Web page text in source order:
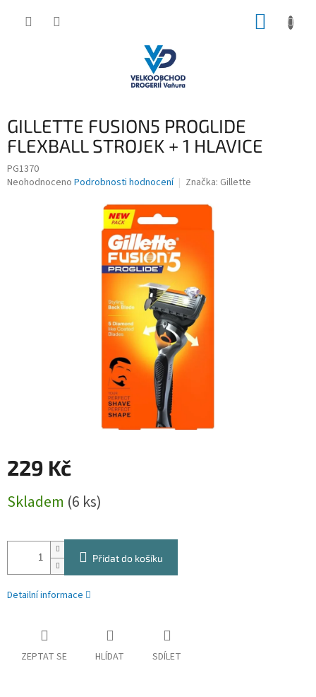
GILLETTE FUSION5 PROGLIDE
FLEXBALL STROJEK + 1 HLAVICE
PG1370
Průměrné
Neohodnoceno Podrobnosti hodnocení Značka: Gillette
229 Kč
cena:
Skladem (6 ks)
Přidat do košíku
Detailní informace
ZEPTAT SE HLÍDAT SDÍLET